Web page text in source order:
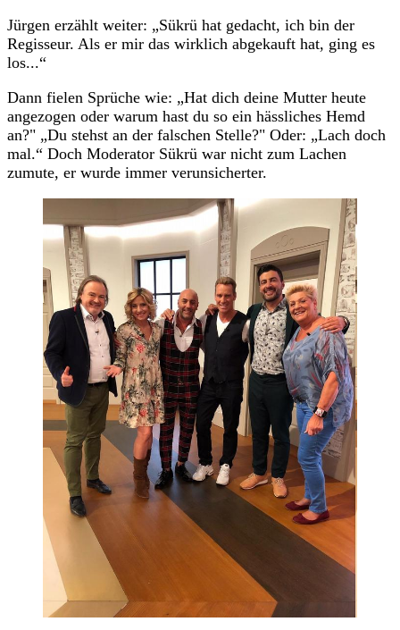
Jürgen erzählt weiter: „Sükrü hat gedacht, ich bin der
Regisseur. Als er mir das wirklich abgekauft hat, ging es
los...“
Dann fielen Sprüche wie: „Hat dich deine Mutter heute
angezogen oder warum hast du so ein hässliches Hemd
an?" „Du stehst an der falschen Stelle?" Oder: „Lach doch
mal.“ Doch Moderator Sükrü war nicht zum Lachen
zumute, er wurde immer verunsicherter.